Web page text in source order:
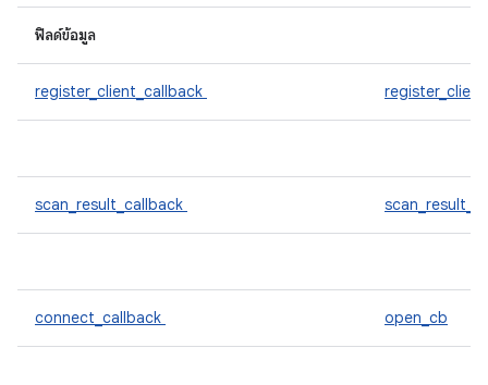
ฟิลด์ข้อมูล
register_client_callback
scan_result_callback
connect_callback open_cb